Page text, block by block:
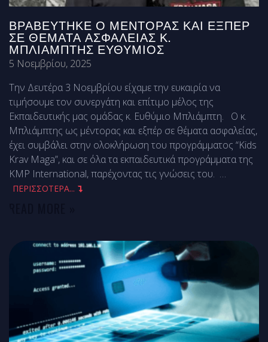
ΒΡΑΒΕΎΤΗΚΕ Ο ΜΈΝΤΟΡΑΣ ΚΑΙ ΕΞΠΈΡ
ΣΕ ΘΈΜΑΤΑ ΑΣΦΑΛΕΊΑΣ Κ.
ΜΠΛΙΆΜΠΤΗΣ ΕΥΘΎΜΙΟΣ
5 Νοεμβρίου, 2025
Την Δευτέρα 3 Νοεμβρίου είχαμε την ευκαιρία να
τιμήσουμε τον συνεργάτη και επίτιμο μέλος της
Εκπαιδευτικής μας ομάδας κ. Ευθύμιο Μπλιάμπτη. Ο κ.
Μπλιάμπτης ως μέντορας και εξπέρ σε θέματα ασφαλείας,
έχει συμβάλει στην ολοκλήρωση του προγράμματος “Kids
Krav Maga”, και σε όλα τα εκπαιδευτικά προγράμματα της
KMP International, παρέχοντας τις γνώσεις του. …
ΠΕΡΙΣΣΟΤΕΡΑ...